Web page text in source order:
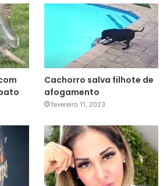
Cachorro salva filhote de
afogamento
fevereiro 11, 2023